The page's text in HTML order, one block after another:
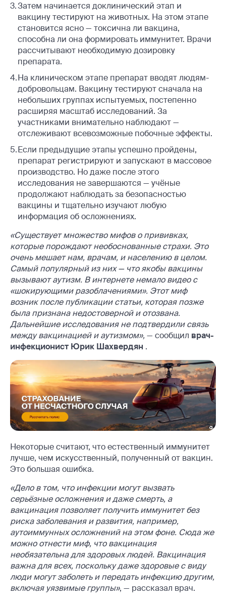
Затем начинается доклинический этап и
вакцину тестируют на животных. На этом этапе
становится ясно — токсична ли вакцина,
способна ли она формировать иммунитет. Врачи
рассчитывают необходимую дозировку
препарата.
На клиническом этапе препарат вводят людям-
добровольцам. Вакцину тестируют сначала на
небольших группах испытуемых, постепенно
расширяя масштаб исследований. За
участниками внимательно наблюдают —
отслеживают всевозможные побочные эффекты.
Если предыдущие этапы успешно пройдены,
препарат регистрируют и запускают в массовое
производство. Но даже после этого
исследования не завершаются — учёные
продолжают наблюдать за безопасностью
вакцины и тщательно изучают любую
информация об осложнениях.
«Существует множество мифов о прививках,
которые порождают необоснованные страхи. Это
очень мешает нам, врачам, и населению в целом.
Самый популярный из них — что якобы вакцины
вызывают аутизм. В интернете немало видео с
«шокирующими разоблачениями». Этот миф
возник после публикации статьи, которая позже
была признана недостоверной и отозвана.
Дальнейшие исследования не подтвердили связь
между вакцинацией и аутизмом»,— сообщил врач-
инфекционист Юрик Шахвердян .
Некоторые считают, что естественный иммунитет
лучше, чем искусственный, полученный от вакцин.
Это большая ошибка.
«Дело в том, что инфекции могут вызвать
серьёзные осложнения и даже смерть, а
вакцинация позволяет получить иммунитет без
риска заболевания и развития, например,
аутоиммунных осложнений на этом фоне. Сюда же
можно отнести миф, что вакцинация
необязательна для здоровых людей. Вакцинация
важна для всех, поскольку даже здоровые с виду
люди могут заболеть и передать инфекцию другим,
включая уязвимые группы», — рассказал врач.